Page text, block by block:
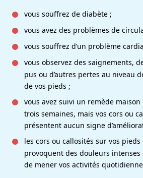
vous souffrez de diabète ;
vous avez des problèmes de
vous souffrez d’un problème
vous observez des saignements,
pus ou d’autres pertes au niveau
de vos pieds ;
vous avez suivi un remède
trois semaines, mais vos cors ou
présentent aucun signe
les cors ou callosités sur vos
provoquent des douleurs intenses
de mener vos activités